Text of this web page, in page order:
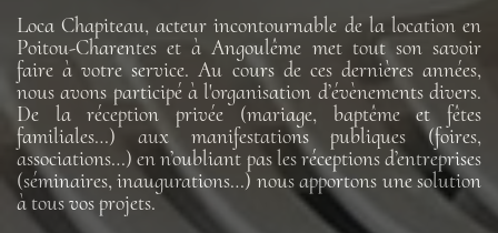
Loca Chapiteau, acteur incontournable de la location en
Poitou-Charentes et à Angoulême met tout son savoir
faire à votre service. Au cours de ces dernières années,
nous avons participé à l'organisation d’évènements divers.
De la réception privée (mariage, baptême et fêtes
familiales…) aux manifestations publiques (foires,
associations…) en n’oubliant pas les réceptions d’entreprises
(séminaires, inaugurations…) nous apportons une solution
à tous vos projets.